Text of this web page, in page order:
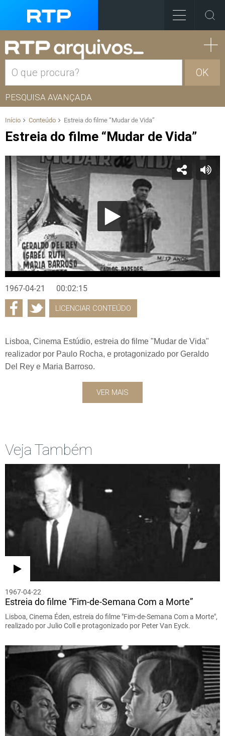
OK
PESQUISA AVANÇADA
Início Conteúdo Estreia do filme “Mudar de Vida”
Estreia do filme “Mudar de Vida”
1967-04-21 00:02:15
LICENCIAR CONTEÚDO
Lisboa, Cinema Estúdio, estreia do filme "Mudar de Vida"
realizador por Paulo Rocha, e protagonizado por Geraldo
Del Rey e Maria Barroso.
VER MAIS
Veja Também
1967-04-22
Estreia do filme “Fim-de-Semana Com a Morte”
Lisboa, Cinema Éden, estreia do filme "Fim-de-Semana Com a Morte",
realizado por Julio Coll e protagonizado por Peter Van Eyck.